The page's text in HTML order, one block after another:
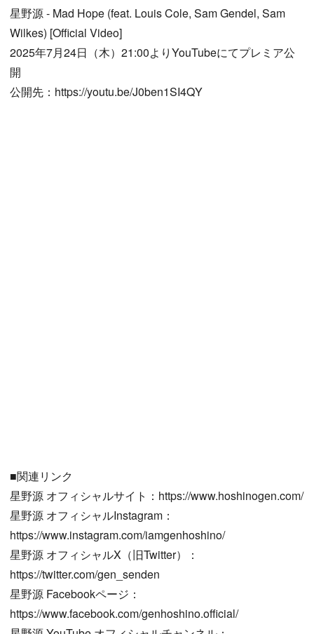
星野源 - Mad Hope (feat. Louis Cole, Sam Gendel, Sam
Wilkes) [Official Video]
2025年7月24日（木）21:00よりYouTubeにてプレミア公
開
公開先：https://youtu.be/J0ben1SI4QY
■関連リンク
星野源 オフィシャルサイト：https://www.hoshinogen.com/
星野源 オフィシャルInstagram：
https://www.instagram.com/iamgenhoshino/
星野源 オフィシャルX（旧Twitter）：
https://twitter.com/gen_senden
星野源 Facebookページ：
https://www.facebook.com/genhoshino.official/